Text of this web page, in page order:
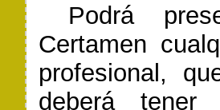
Podrá
Certamen
profesional,
deberá tener